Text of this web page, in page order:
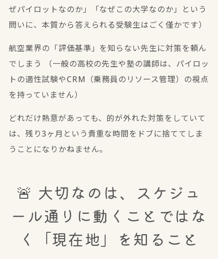
ぜパイロットなのか」「なぜこの大学なのか」という
問いに、本質から答えられる受験生はごく僅かです）
航空業界の「評価基準」を知らない先生に対策を頼ん
でしまう
（一般の高校の先生や塾の講師は、パイロッ
トの適性試験やCRM（乗務員のリソース管理）の視点
を持っていません）
どれだけ熱意があっても、的が外れた対策をしていて
は、残り3ヶ月という貴重な時間をドブに捨ててしま
うことになりかねません。
🚨 大切なのは、スケジュ
ール通りに動くことではな
く「現在地」を知ること